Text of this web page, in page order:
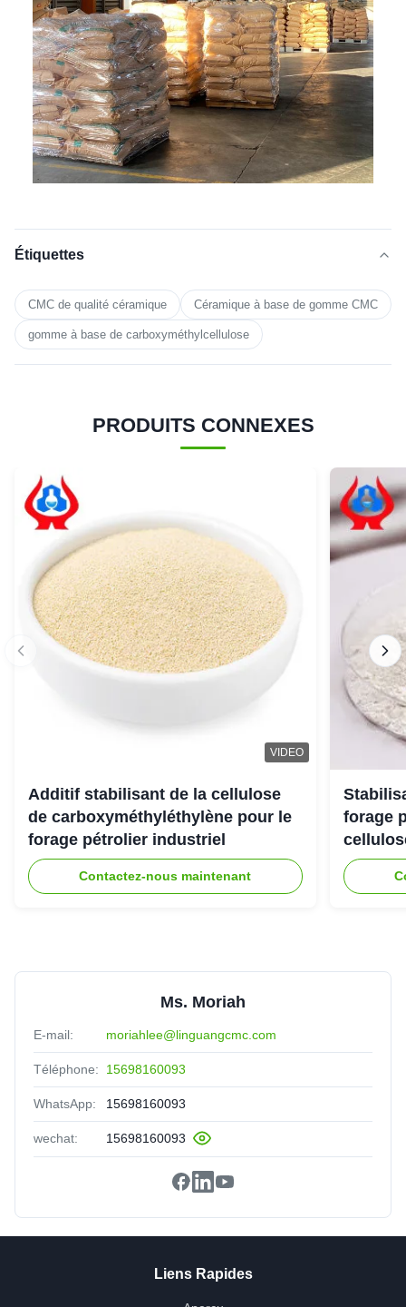
Étiquettes
CMC de qualité céramique Céramique à base de gomme CMC
gomme à base de carboxyméthylcellulose
PRODUITS CONNEXES
VIDEO
Additif stabilisant de la cellulose
de carboxyméthyléthylène pour le
forage pétrolier industriel
Contactez-nous maintenant
forage
Ms. Moriah
E-mail: moriahlee@linguangcmc.com
Téléphone: 15698160093
WhatsApp: 15698160093
wechat: 15698160093
Liens Rapides